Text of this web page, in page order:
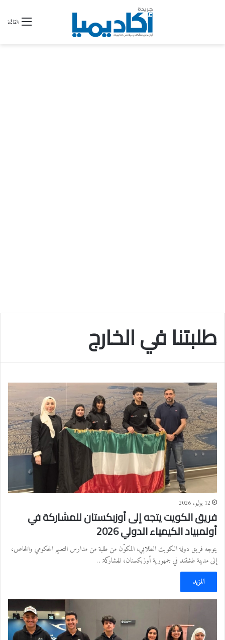
القائمة
طلبتنا في الخارج
12 يوليو، 2026
فريق الكويت يتجه إلى أوزبكستان للمشاركة في
أولمبياد الكيمياء الدولي 2026
يتوجه فريق دولة الكويت الطلابي، المكوّن من طلبة من مدارس التعليم الحكومي والخاص،
إلى مدينة طشقند في جمهورية أوزبكستان، للمشاركة…
المزيد